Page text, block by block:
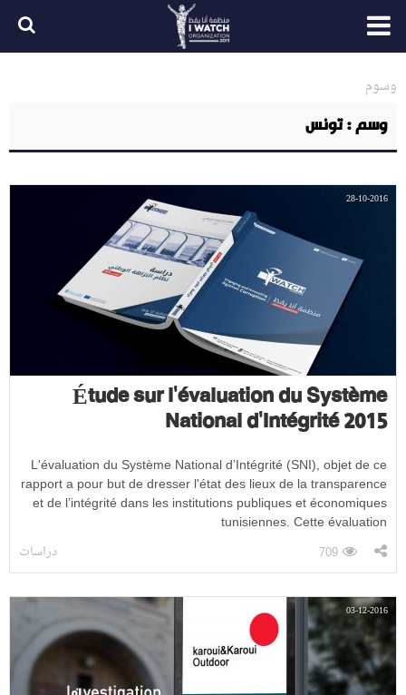
وسوم
وسم : تونس
28-10-2016
Étude sur l'évaluation du Système
National d'Intégrité 2015
L'évaluation du Système National d’Intégrité (SNI), objet de ce
rapport a pour but de dresser l'état des lieux de la transparence
et de l’intégrité dans les institutions publiques et économiques
tunisiennes. Cette évaluation
دراسات 709
03-12-2016